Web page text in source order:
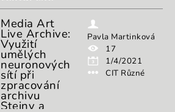
projektu
RapCor
Záznam přednášky
z konference
Digitální data
perspektivou
humanitního
vědce:
https://muni.cz/go/digi-
data-konference
Media Art
Live Archive:
Využití
umělých
neuronových
sítí při
zpracování
archivu
Steiny a
Pavla Martinková
17
1/4/2021
CIT Různé